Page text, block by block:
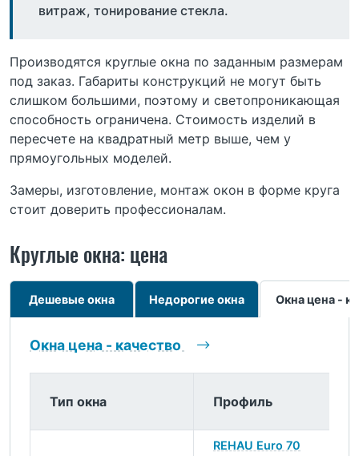
витраж, тонирование стекла.
Производятся круглые окна по заданным размерам
под заказ. Габариты конструкций не могут быть
слишком большими, поэтому и светопроникающая
способность ограничена. Стоимость изделий в
пересчете на квадратный метр выше, чем у
прямоугольных моделей.
Замеры, изготовление, монтаж окон в форме круга
стоит доверить профессионалам.
Круглые окна: цена
Дешевые окна Недорогие окна Окна цена -
Окна цена - качество
Тип окна Профиль
REHAU Euro 70